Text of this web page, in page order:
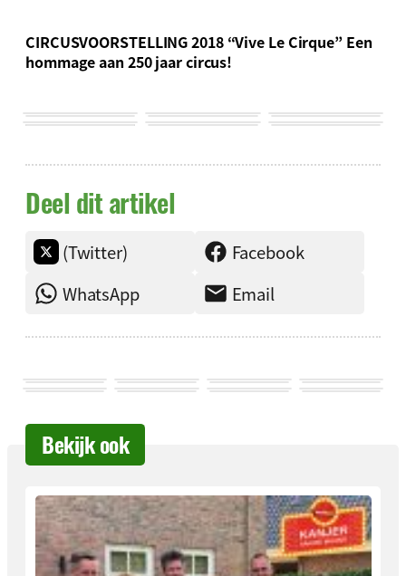
CIRCUSVOORSTELLING 2018 “Vive Le Cirque” Een
hommage aan 250 jaar circus!
Deel dit artikel
(Twitter)
Facebook
WhatsApp
Email
Bekijk ook